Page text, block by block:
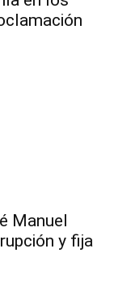
Manuel
y fija